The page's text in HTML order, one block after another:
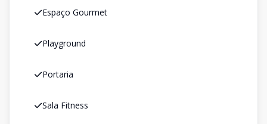
Espaço Gourmet
Playground
Portaria
Sala Fitness